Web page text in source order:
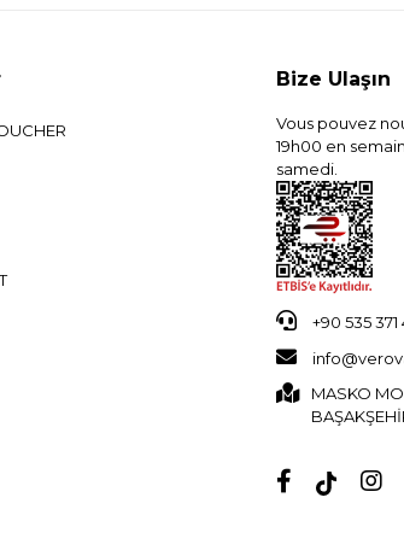
Bize Ulaşın
Vous pouvez
19h00 en
samedi.
+90 535 371
MASKO